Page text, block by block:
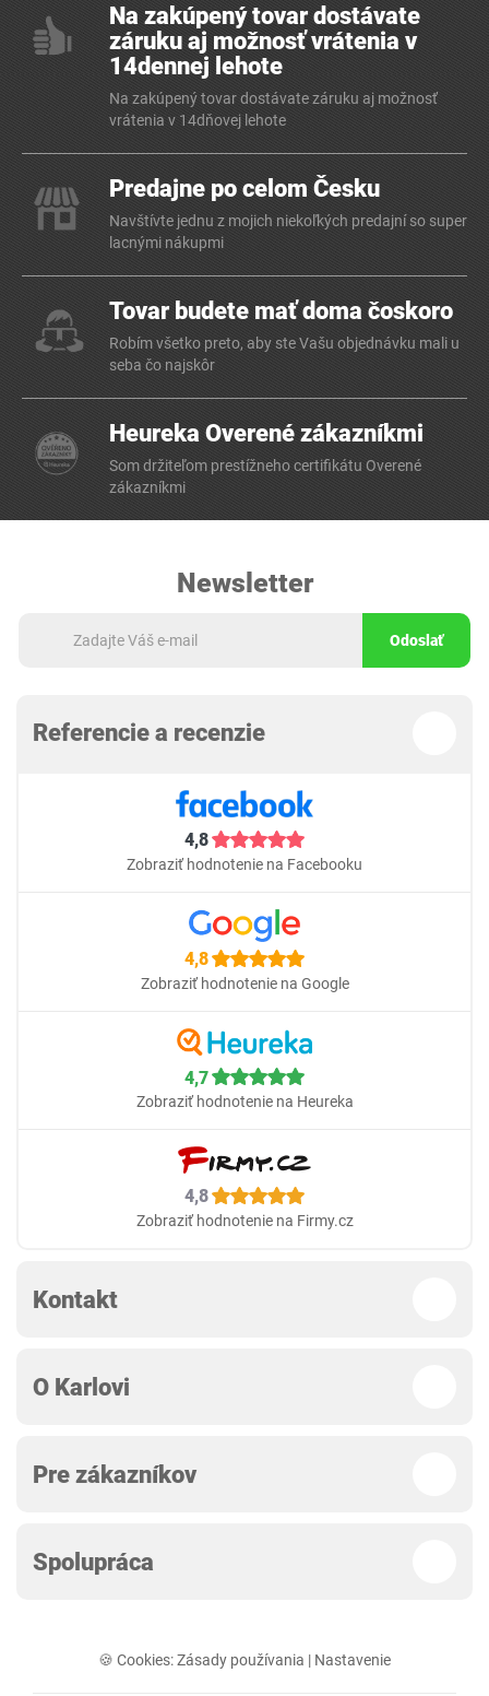
Na zakúpený tovar dostávate
záruku aj možnosť vrátenia v
14dennej lehote
Na zakúpený tovar dostávate záruku aj možnosť
vrátenia v 14dňovej lehote
Predajne po celom Česku
Navštívte jednu z mojich niekoľkých predajní so super
lacnými nákupmi
Tovar budete mať doma čoskoro
Robím všetko preto, aby ste Vašu objednávku mali u
seba čo najskôr
Heureka Overené zákazníkmi
Som držiteľom prestížneho certifikátu Overené
zákazníkmi
Newsletter
Odoslať
Referencie a recenzie
4,8
Zobraziť hodnotenie na Facebooku
4,8
Zobraziť hodnotenie na Google
4,7
Zobraziť hodnotenie na Heureka
4,8
Zobraziť hodnotenie na Firmy.cz
Kontakt
O Karlovi
Pre zákazníkov
Spolupráca
🍪 Cookies:Zásady používania | Nastavenie